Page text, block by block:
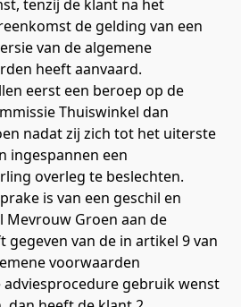
tenzij de klant na het
de gelding van een
van de algemene
heeft aanvaard.
eerst een beroep op de
Thuiswinkel dan
nadat zij zich tot het uiterste
ingespannen een
overleg te beslechten.
is van een geschil en
Mevrouw Groen aan de
gegeven van de in artikel 9 van
voorwaarden
gebruik wenst